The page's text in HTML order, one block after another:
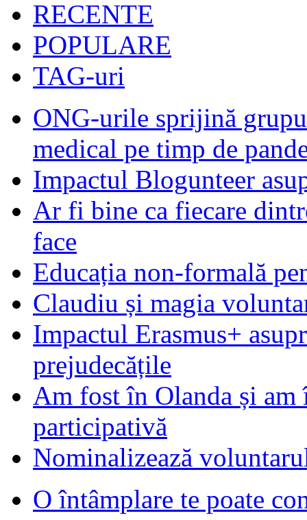
RECENTE
POPULARE
TAG-uri
ONG-urile sprijină
medical pe timp de
Impactul Blogunteer
Ar fi bine ca fiecare
face
Educația non-formală
Claudiu și magia
Impactul Erasmus+
prejudecățile
Am fost în Olanda și am
participativă
Nominalizează
O întâmplare te poate